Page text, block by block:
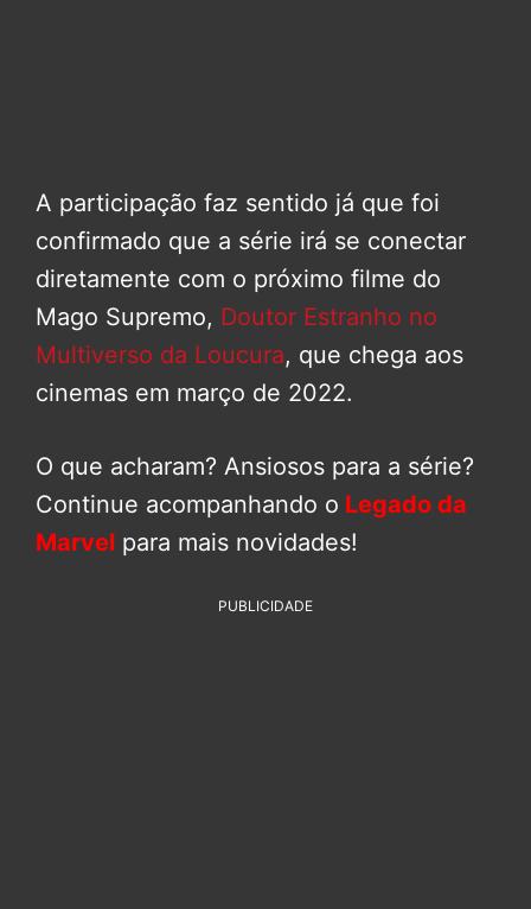
A participação faz sentido já que foi
confirmado que a série irá se conectar
diretamente com o próximo filme do
Mago Supremo, Doutor Estranho no
Multiverso da Loucura, que chega aos
cinemas em março de 2022.
O que acharam? Ansiosos para a série?
Continue acompanhando o Legado da
Marvel para mais novidades!
PUBLICIDADE